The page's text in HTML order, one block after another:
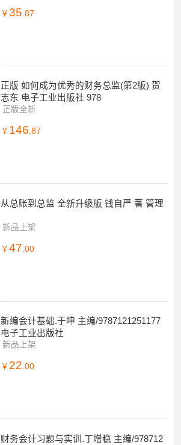
￥ 35 .87
正版 如何成为优秀的财务总监(第2版) 贺
志东 电子工业出版社 978
正版全新
￥ 146.87
从总账到总监 全新升级版 钱自严 著 管理
新品上架
￥ 47 .00
新编会计基础.于坤 主编/9787121251177
电子工业出版社
新品上架
￥ 22.00
财务会计习题与实训.丁增稳 主编/978712